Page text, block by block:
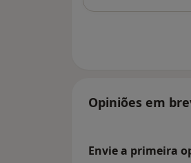
Opiniões em
Envie a primeira